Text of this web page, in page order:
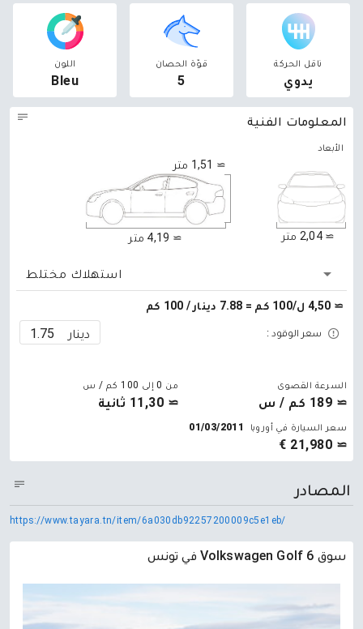
ناقل الحركة
يدوي
قوّة الحصان
5
اللون
Bleu
المعلومات الفنية
الأبعاد
≃ 1,51 متر
≃ 4,19 متر ≃ 2,04 متر
استهلاك مختلط
≃ 4,50 ل/100 كم = 7.88 دينار / 100 كم
سعر الوقود : دينار
السرعة القصوى
≃ 189 كم / س
من 0 إلى 100 كم / س
≃ 11,30 ثانية
سعر السيارة في أوروبا 01/03/2011
≃ 21,980 €
المصادر
https://www.tayara.tn/item/6a030db92257200009c5e1eb/
سوق Volkswagen Golf 6 في تونس